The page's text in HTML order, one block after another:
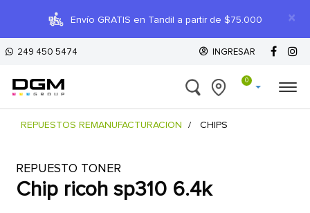
×
Envío GRATIS en Tandil a partir de $75.000
249 450 5474 INGRESAR
0
REPUESTOS REMANUFACTURACION CHIPS
REPUESTO TONER
chip ricoh sp310 6.4k